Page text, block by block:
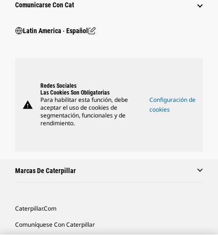
Comunicarse Con Cat
Latin America ‧ Español
warning
Redes Sociales
Las Cookies Son Obligatorias
Para habilitar esta función, debe
aceptar el uso de cookies de
segmentación, funcionales y de
rendimiento.
Configuración de
cookies
Marcas De Caterpillar
Caterpillar.com
Comuníquese Con Caterpillar